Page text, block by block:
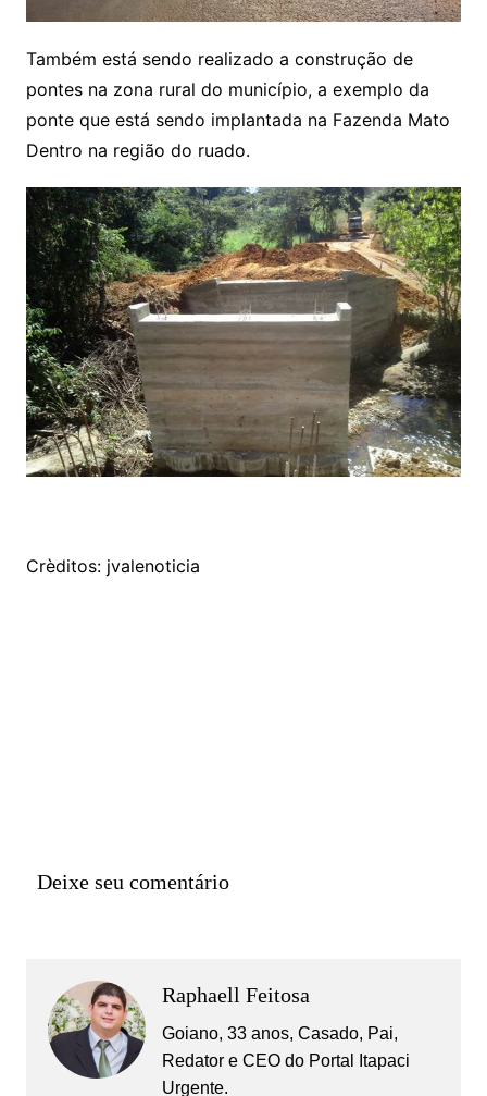
Também está sendo realizado a construção de
pontes na zona rural do município, a exemplo da
ponte que está sendo implantada na Fazenda Mato
Dentro na região do ruado.
Crèditos: jvalenoticia
Deixe seu comentário
Raphaell Feitosa
Goiano, 33 anos, Casado, Pai,
Redator e CEO do Portal Itapaci
Urgente.